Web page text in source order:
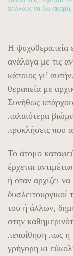
πολλούς να δω ακόμα,
Η ψυχοθεραπεία
ανάλογα με τις
κάποιος γι’
θεραπεία με
Συνήθως
παλαιότερα
προκλήσεις που
Το άτομο
έρχεται
ή όταν αρχίζει
του ή άλλων,
στην
πεποίθηση πως η
γρήγορη κι